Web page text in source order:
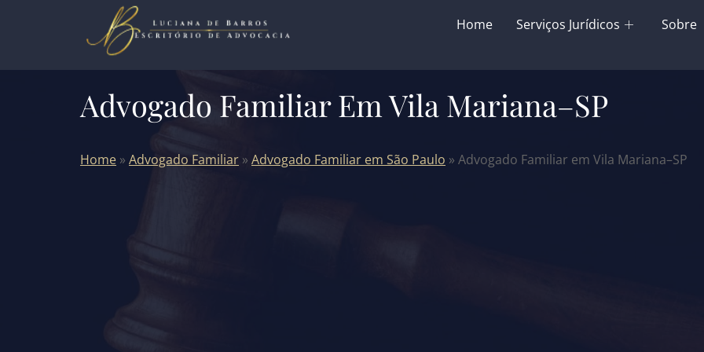
Home Serviços Jurídicos Sobre
Advogado Familiar Em Vila Mariana–SP
Home » Advogado Familiar » Advogado Familiar em São Paulo » Advogado Familiar em Vila Mariana–SP